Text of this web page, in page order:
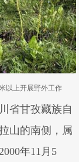
以上开展野外工作
省甘孜藏族自
山的南侧，属
年11月5